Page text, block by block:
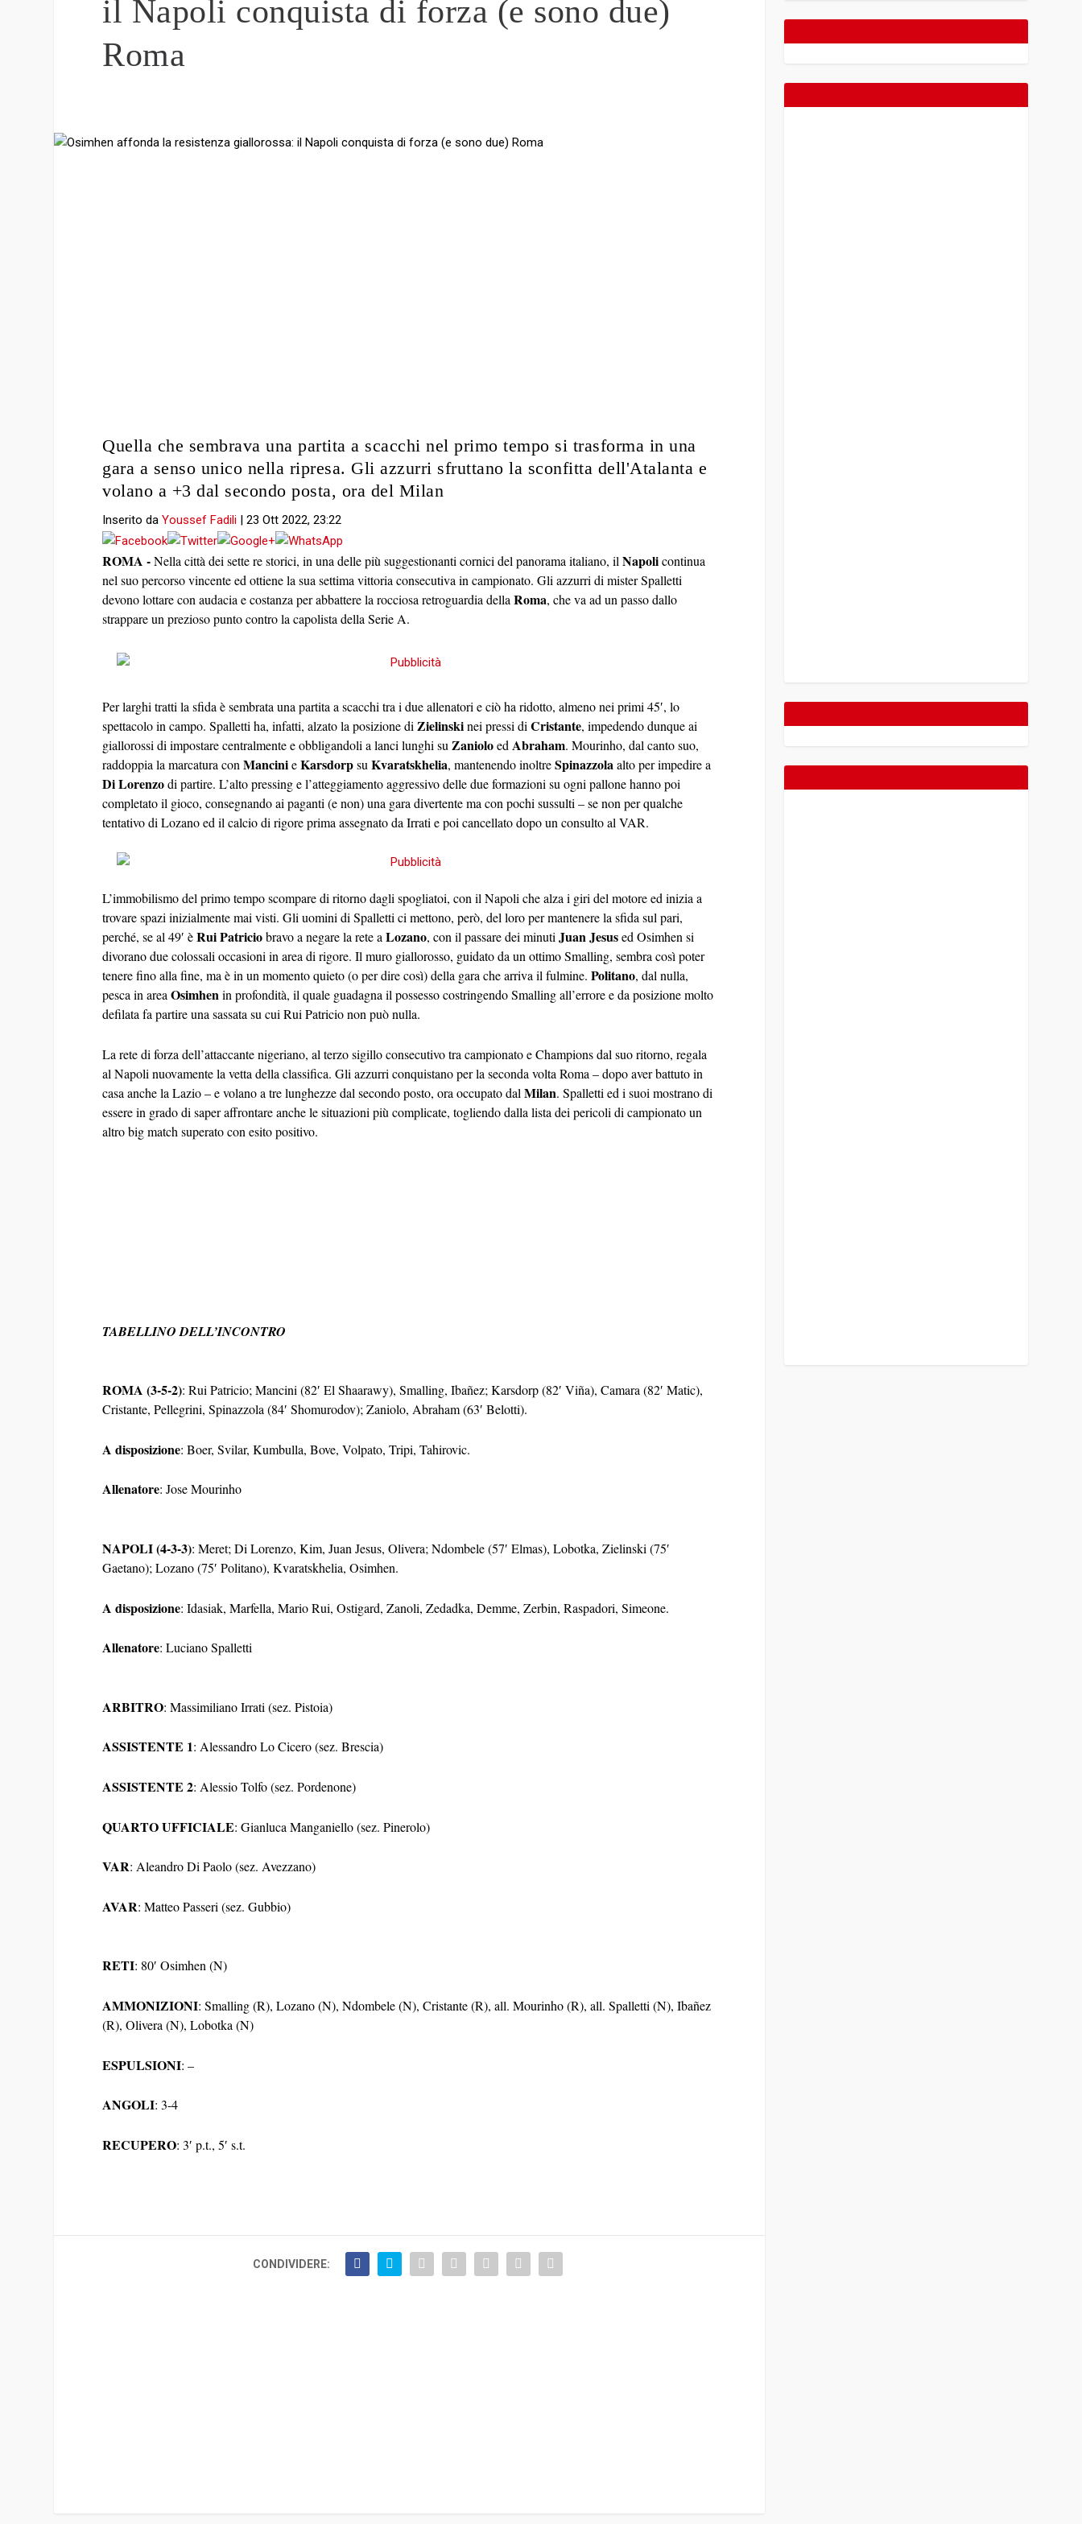
il Napoli conquista di forza (e sono due)
Roma
Quella che sembrava una partita a scacchi nel primo tempo si trasforma in una
gara a senso unico nella ripresa. Gli azzurri sfruttano la sconfitta dell'Atalanta e
volano a +3 dal secondo posta, ora del Milan
Inserito daYoussef Fadili |23 Ott 2022, 23:22
ROMA -Nella città dei sette re storici, in una delle più suggestionanti cornici del panorama italiano, ilNapolicontinua
nel suo percorso vincente ed ottiene la sua settima vittoria consecutiva in campionato. Gli azzurri di mister Spalletti
devono lottare con audacia e costanza per abbattere la rocciosa retroguardia dellaRoma, che va ad un passo dallo
strappare un prezioso punto contro la capolista della Serie A.
Per larghi tratti la sfida è sembrata una partita a scacchi tra i due allenatori e ciò ha ridotto, almeno nei primi 45′, lo
spettacolo in campo. Spalletti ha, infatti, alzato la posizione di Zielinskinei pressi diCristante, impedendo dunque ai
giallorossi di impostare centralmente e obbligandoli a lanci lunghi su Zanioloed Abraham. Mourinho, dal canto suo,
raddoppia la marcatura conMancinieKarsdorpsuKvaratskhelia, mantenendo inoltreSpinazzola alto per impedire a
Di Lorenzodi partire. L’alto pressing e l’atteggiamento aggressivo delle due formazioni su ogni pallone hanno poi
completato il gioco, consegnando ai paganti (e non) una gara divertente ma con pochi sussulti – se non per qualche
tentativo di Lozano ed il calcio di rigore prima assegnato da Irrati e poi cancellato dopo un consulto al VAR.
L’immobilismo del primo tempo scompare di ritorno dagli spogliatoi, con il Napoli che alza i giri del motore ed inizia a
trovare spazi inizialmente mai visti. Gli uomini di Spalletti ci mettono, però, del loro per mantenere la sfida sul pari,
perché, se al 49′ èRui Patriciobravo a negare la rete aLozano, con il passare dei minutiJuan Jesused Osimhen si
divorano due colossali occasioni in area di rigore. Il muro giallorosso, guidato da un ottimo Smalling, sembra così poter
tenere fino alla fine, ma è in un momento quieto (o per dire così) della gara che arriva il fulmine.Politano, dal nulla,
pesca in areaOsimhenin profondità, il quale guadagna il possesso costringendo Smalling all’errore e da posizione molto
defilata fa partire una sassata su cui Rui Patricio non può nulla.
La rete di forza dell’attaccante nigeriano, al terzo sigillo consecutivo tra campionato e Champions dal suo ritorno, regala
al Napoli nuovamente la vetta della classifica. Gli azzurri conquistano per la seconda volta Roma – dopo aver battuto in
casa anche la Lazio – e volano a tre lunghezze dal secondo posto, ora occupato dalMilan. Spalletti ed i suoi mostrano di
essere in grado di saper affrontare anche le situazioni più complicate, togliendo dalla lista dei pericoli di campionato un
altro big match superato con esito positivo.
TABELLINO DELL’INCONTRO
ROMA (3-5-2): Rui Patricio; Mancini (82′ El Shaarawy), Smalling, Ibañez; Karsdorp (82′ Viña), Camara (82′ Matic),
Cristante, Pellegrini, Spinazzola (84′ Shomurodov); Zaniolo, Abraham (63′ Belotti).
A disposizione: Boer, Svilar, Kumbulla, Bove, Volpato, Tripi, Tahirovic.
Allenatore: Jose Mourinho
NAPOLI (4-3-3): Meret; Di Lorenzo, Kim, Juan Jesus, Olivera; Ndombele (57′ Elmas), Lobotka, Zielinski (75′
Gaetano); Lozano (75′ Politano), Kvaratskhelia, Osimhen.
A disposizione: Idasiak, Marfella, Mario Rui, Ostigard, Zanoli, Zedadka, Demme, Zerbin, Raspadori, Simeone.
Allenatore: Luciano Spalletti
ARBITRO: Massimiliano Irrati (sez. Pistoia)
ASSISTENTE 1: Alessandro Lo Cicero (sez. Brescia)
ASSISTENTE 2: Alessio Tolfo (sez. Pordenone)
QUARTO UFFICIALE: Gianluca Manganiello (sez. Pinerolo)
VAR: Aleandro Di Paolo (sez. Avezzano)
AVAR: Matteo Passeri (sez. Gubbio)
RETI: 80′ Osimhen (N)
AMMONIZIONI: Smalling (R), Lozano (N), Ndombele (N), Cristante (R), all. Mourinho (R), all. Spalletti (N), Ibañez
(R), Olivera (N), Lobotka (N)
ESPULSIONI: –
ANGOLI: 3-4
RECUPERO: 3′ p.t., 5′ s.t.
CONDIVIDERE: